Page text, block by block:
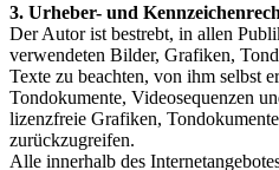
3. Urheber- und
Der Autor ist bestrebt, in allen
verwendeten Bilder, Grafiken,
Texte zu beachten, von ihm selbst
Tondokumente, Videosequenzen
lizenzfreie Grafiken,
zurückzugreifen.
Alle innerhalb des